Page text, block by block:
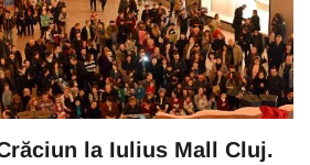
la Iulius Mall Cluj.